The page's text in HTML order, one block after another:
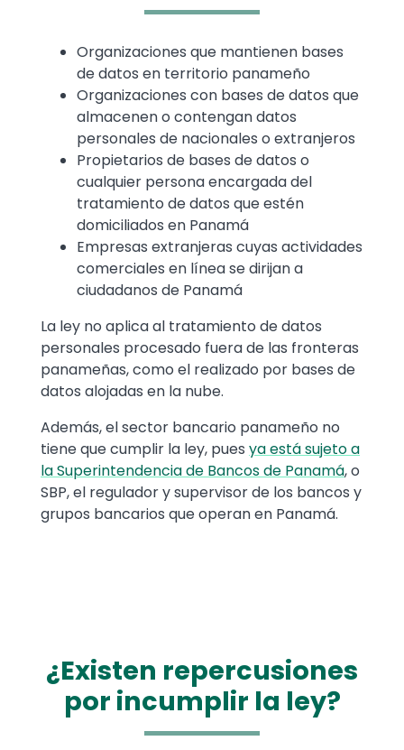
Text Organizaciones que mantienen bases
de datos en territorio panameño
Organizaciones con bases de datos que
almacenen o contengan datos
personales de nacionales o extranjeros
Propietarios de bases de datos o
cualquier persona encargada del
tratamiento de datos que estén
domiciliados en Panamá
Empresas extranjeras cuyas actividades
comerciales en línea se dirijan a
ciudadanos de Panamá
La ley no aplica al tratamiento de datos
personales procesado fuera de las fronteras
panameñas, como el realizado por bases de
datos alojadas en la nube.
Además, el sector bancario panameño no
tiene que cumplir la ley, pues ya está sujeto a
la Superintendencia de Bancos de Panamá, o
SBP, el regulador y supervisor de los bancos y
grupos bancarios que operan en Panamá.
¿Existen repercusiones
por incumplir la ley?